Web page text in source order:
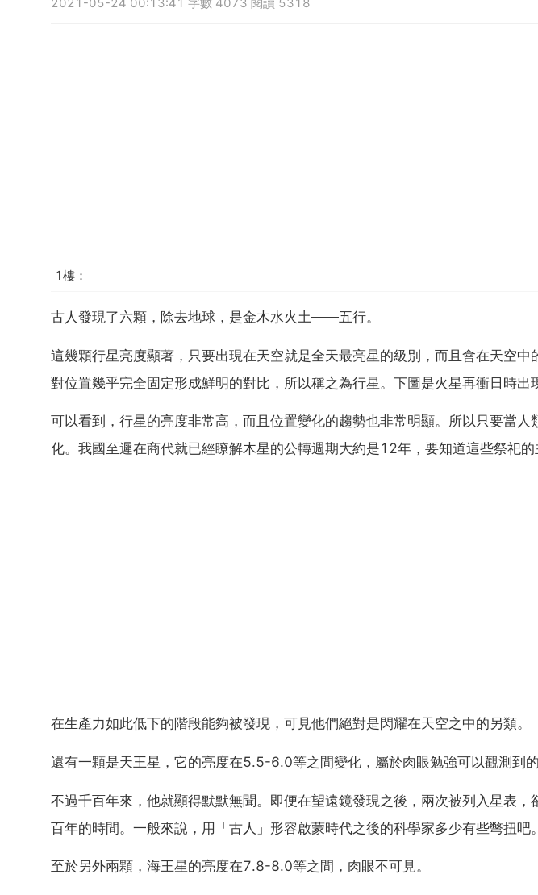
2021-05-24 00:13:41 字數 4073 閱讀 5318
1樓：
古人發現了六顆，除去地球，是金木水火土——五行。
這幾顆行星亮度顯著，只要出現在天空就是全天最亮星的級別，而且會在天空
對位置幾乎完全固定形成鮮明的對比，所以稱之為行星。下圖是火星再衝日時出
可以看到，行星的亮度非常高，而且位置變化的趨勢也非常明顯。所以只要當
化。我國至遲在商代就已經瞭解木星的公轉週期大約是12年，要知道這些祭祀的
在生產力如此低下的階段能夠被發現，可見他們絕對是閃耀在天空之中的另類。
還有一顆是天王星，它的亮度在5.5-6.0等之間變化，屬於肉眼勉強可以觀測到的
不過千百年來，他就顯得默默無聞。即便在望遠鏡發現之後，兩次被列入星表
百年的時間。一般來說，用「古人」形容啟蒙時代之後的科學家多少有些彆扭吧。
至於另外兩顆，海王星的亮度在7.8-8.0等之間，肉眼不可見。